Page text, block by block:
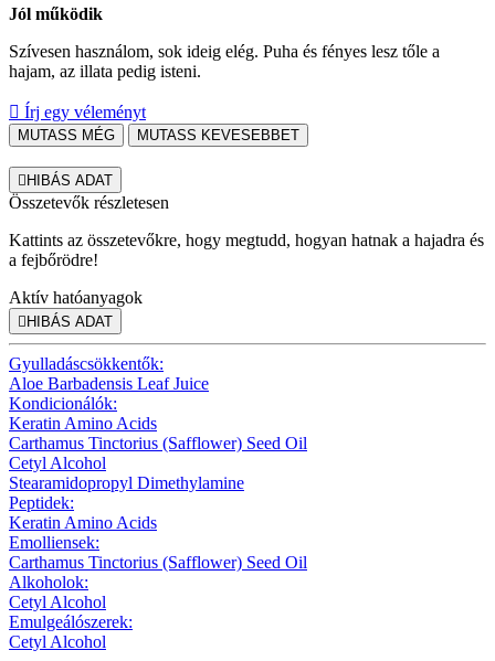
Jól működik
Szívesen használom, sok ideig elég. Puha és fényes lesz tőle a
hajam, az illata pedig isteni.
 Írj egy véleményt
MUTASS MÉG MUTASS KEVESEBBET
 HIBÁS ADAT
Összetevők részletesen
Kattints az összetevőkre, hogy megtudd, hogyan hatnak a hajadra és
a fejbőrödre!
Aktív hatóanyagok
 HIBÁS ADAT
Gyulladáscsökkentők:
Aloe Barbadensis Leaf Juice
Kondicionálók:
Keratin Amino Acids
Carthamus Tinctorius (Safflower) Seed Oil
Cetyl Alcohol
Stearamidopropyl Dimethylamine
Peptidek:
Keratin Amino Acids
Emolliensek:
Carthamus Tinctorius (Safflower) Seed Oil
Alkoholok:
Cetyl Alcohol
Emulgeálószerek:
Cetyl Alcohol